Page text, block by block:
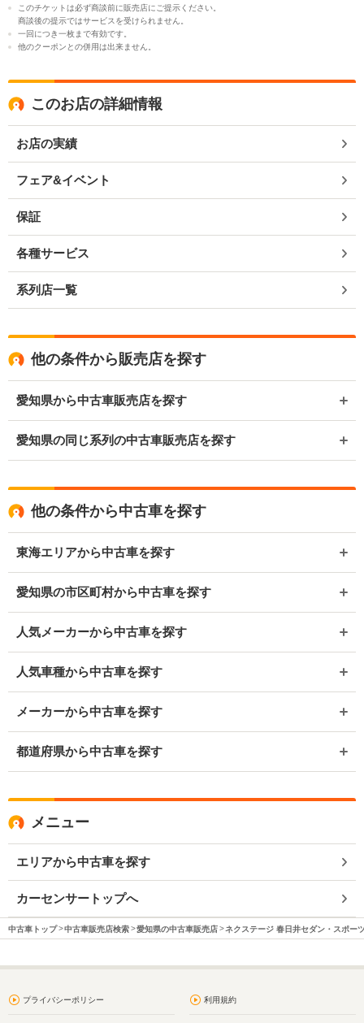
このチケットは必ず商談前に販売店にご提示ください。
商談後の提示ではサービスを受けられません。
一回につき一枚まで有効です。
他のクーポンとの併用は出来ません。
このお店の詳細情報
お店の実績
フェア&イベント
保証
各種サービス
系列店一覧
他の条件から販売店を探す
愛知県から中古車販売店を探す
愛知県の同じ系列の中古車販売店を探す
他の条件から中古車を探す
東海エリアから中古車を探す
愛知県の市区町村から中古車を探す
人気メーカーから中古車を探す
人気車種から中古車を探す
メーカーから中古車を探す
都道府県から中古車を探す
メニュー
エリアから中古車を探す
カーセンサートップへ
中古車トップ 中古車販売店検索 愛知県の中古車販売店 ネクステージ 春日井セダン・スポー
プライバシーポリシー 利用規約